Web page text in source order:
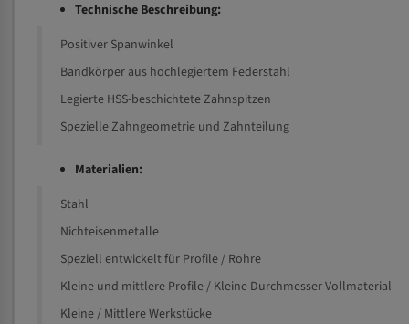
Technische Beschreibung:
Positiver Spanwinkel
Bandkörper aus hochlegiertem Federstahl
Legierte HSS-beschichtete Zahnspitzen
Spezielle Zahngeometrie und Zahnteilung
Materialien:
Stahl
Nichteisenmetalle
Speziell entwickelt für Profile / Rohre
Kleine und mittlere Profile / Kleine Durchmesser Vollmaterial
Kleine / Mittlere Werkstücke